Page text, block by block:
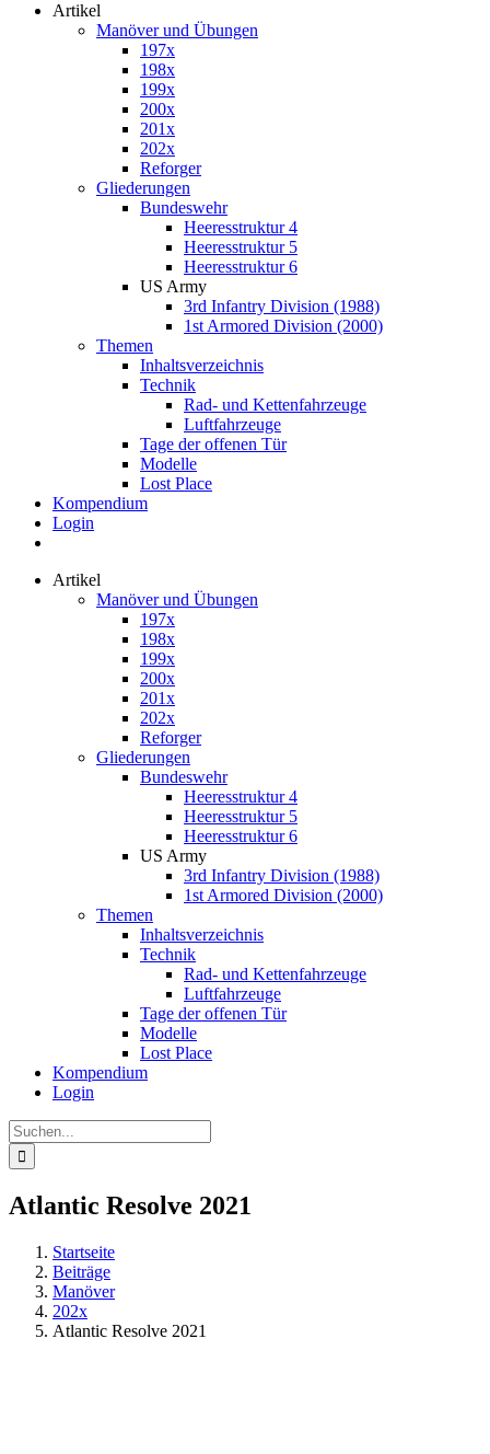
Artikel
Manöver und Übungen
197x
198x
199x
200x
201x
202x
Reforger
Gliederungen
Bundeswehr
Heeresstruktur 4
Heeresstruktur 5
Heeresstruktur 6
US Army
3rd Infantry Division (1988)
1st Armored Division (2000)
Themen
Inhaltsverzeichnis
Technik
Rad- und Kettenfahrzeuge
Luftfahrzeuge
Tage der offenen Tür
Modelle
Lost Place
Kompendium
Login
Artikel
Manöver und Übungen
197x
198x
199x
200x
201x
202x
Reforger
Gliederungen
Bundeswehr
Heeresstruktur 4
Heeresstruktur 5
Heeresstruktur 6
US Army
3rd Infantry Division (1988)
1st Armored Division (2000)
Themen
Inhaltsverzeichnis
Technik
Rad- und Kettenfahrzeuge
Luftfahrzeuge
Tage der offenen Tür
Modelle
Lost Place
Kompendium
Login
Suche
nach:
Atlantic Resolve 2021
Startseite
Beiträge
Manöver
202x
Atlantic Resolve 2021